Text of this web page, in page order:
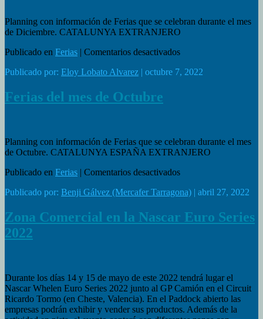
Planning con información de Ferias que se celebran durante el mes
de Diciembre. CATALUNYA EXTRANJERO
Publicado en Ferias | Comentarios desactivadosen
del
Publicado por: Eloy Lobato Alvarez | octubre 7, 2022
Ferias del mes de Octubre
Planning con información de Ferias que se celebran durante el mes
de Octubre. CATALUNYA ESPAÑA EXTRANJERO
Publicado en Ferias | Comentarios desactivadosen
del
de
Octubre
Publicado por: Benji Gálvez (Mercafer Tarragona) | abril 27, 2022
Zona Comercial en la Nascar Euro Series
2022
Durante los días 14 y 15 de mayo de este 2022 tendrá lugar el
Nascar Whelen Euro Series 2022 junto al GP Camión en el Circuit
Ricardo Tormo (en Cheste, Valencia). En el Paddock abierto las
empresas podrán exhibir y vender sus productos. Además de la